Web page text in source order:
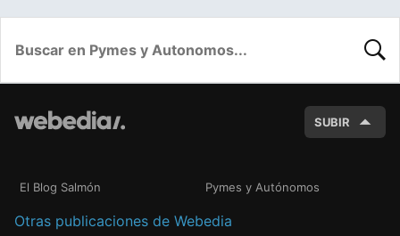
SUBIR
El Blog Salmón Pymes y Autónomos
Otras publicaciones de Webedia